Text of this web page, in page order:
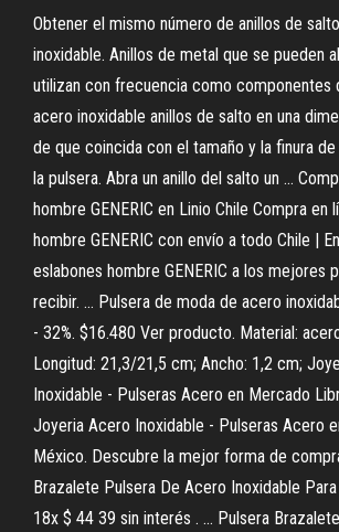
Obtener el mismo número de anillos de
inoxidable. Anillos de metal que se pueden
utilizan con frecuencia como componentes
acero inoxidable anillos de salto en una
de que coincida con el tamaño y la finura
la pulsera. Abra un anillo del salto un ...
hombre GENERIC en Linio Chile Compra en
hombre GENERIC con envío a todo Chile |
eslabones hombre GENERIC a los mejores
recibir. ... Pulsera de moda de acero
- 32%. $16.480 Ver producto. Material:
Longitud: 21,3/21,5 cm; Ancho: 1,2 cm;
Inoxidable - Pulseras Acero en Mercado
Joyeria Acero Inoxidable - Pulseras Acero
México. Descubre la mejor forma de
Brazalete Pulsera De Acero Inoxidable
18x $ 44 39 sin interés . ... Pulsera